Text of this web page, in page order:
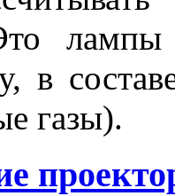
в
газы).